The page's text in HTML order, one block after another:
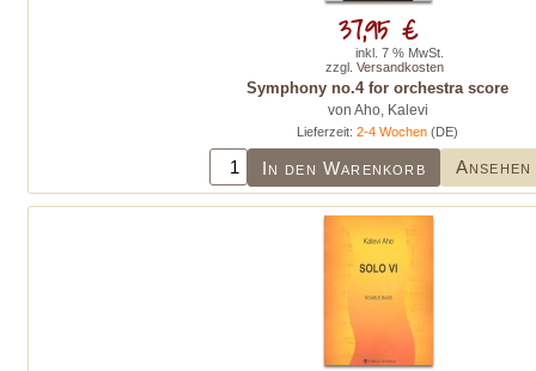
Symphony no.4 for orchestra score
von Aho, Kalevi
Lieferzeit:2-4 Wochen (DE)
In den Warenkorb Ansehen
37,95 €
inkl. 7 % MwSt.
zzgl. Versandkosten